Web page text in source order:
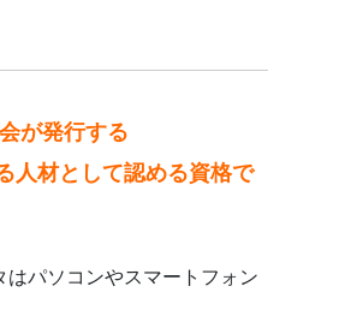
が発行する
人材として認める資格で
パソコンやスマートフォン